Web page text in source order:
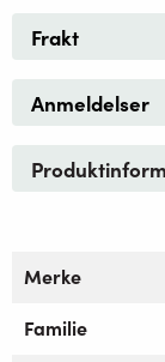
Frakt
Anmeldelser
Merke
Familie